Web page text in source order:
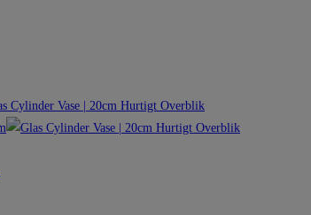
Hurtigt Overblik
Hurtigt Overblik